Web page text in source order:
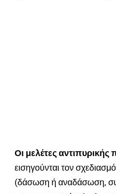
Οι μελέτες αντιπυρικής
εισηγούνται τον
(δάσωση ή αναδάσωση,